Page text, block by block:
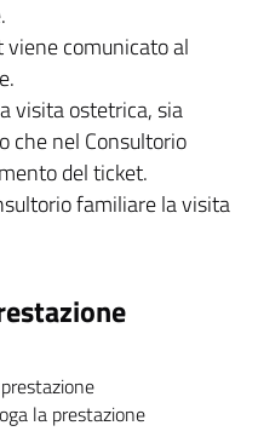
viene comunicato al
visita ostetrica, sia
che nel Consultorio
del ticket.
familiare la visita
la prestazione